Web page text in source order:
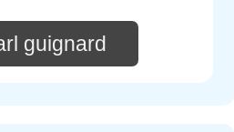
guignard